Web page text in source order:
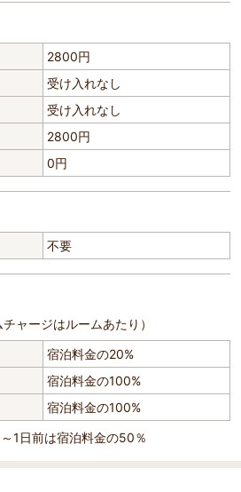
2800円
受け入れなし
受け入れなし
2800円
0円
不要
ャージはルームあたり）
宿泊料金の20%
宿泊料金の100%
宿泊料金の100%
1日前は宿泊料金の50％